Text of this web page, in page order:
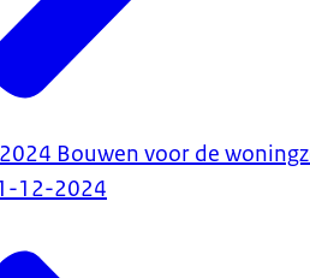
Bouwen voor de
12-2024